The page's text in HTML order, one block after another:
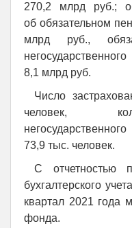
270,2 млрд руб.;
об обязательном
млрд руб.,
8,1 млрд руб.
Число
человек,
73,9 тыс. человек.
С отчетностью
бухгалтерского
квартал 2021 года
фонда.